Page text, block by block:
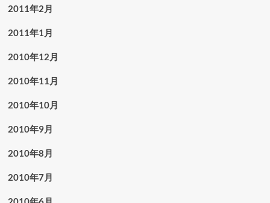
2011年2月
2011年1月
2010年12月
2010年11月
2010年10月
2010年9月
2010年8月
2010年7月